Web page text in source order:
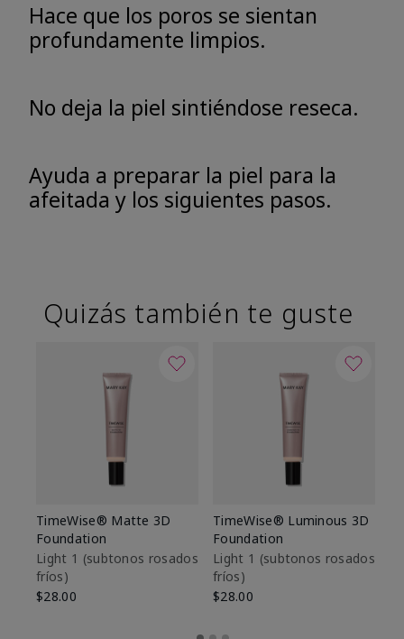
Hace que los poros se sientan
profundamente limpios.
No deja la piel sintiéndose reseca.
Ayuda a preparar la piel para la
afeitada y los siguientes pasos.
Quizás también te guste
TimeWise® Matte 3D
Foundation
Light 1​ (subtonos rosados
fríos)
$28.00
TimeWise® Luminous 3D
Foundation
Light 1​ (subtonos rosados
fríos)
$28.00